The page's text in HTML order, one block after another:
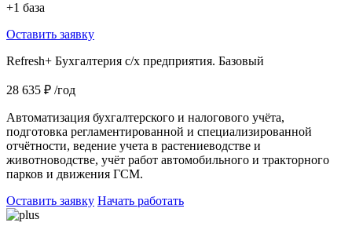
+1 база
Оставить заявку
Refresh+ Бухгалтерия с/х предприятия. Базовый
28 635 ₽ /год
Автоматизация бухгалтерского и налогового учёта,
подготовка регламентированной и специализированной
отчётности, ведение учета в растениеводстве и
животноводстве, учёт работ автомобильного и тракторного
парков и движения ГСМ.
Оставить заявку Начать работать